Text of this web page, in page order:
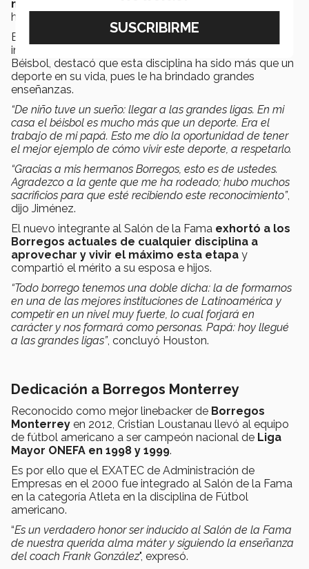
nacionales para el campus Monterrey
honrado en la ceremonia.
El egresado de Ingeniero Industrial y de Sistemas y que
ingresa a la categoría de Atleta en la disciplina de
Béisbol, destacó que esta disciplina ha sido más que un
deporte en su vida, pues le ha brindado grandes
enseñanzas.
“De niño tuve un sueño: llegar a las grandes ligas. En mi
casa el béisbol es mucho más que un deporte. Era el
trabajo de mi papá. Esto me dio la oportunidad de tener
el mejor ejemplo de cómo vivir este deporte, a respetarlo.
“Gracias a mis hermanos Borregos, esto es de ustedes.
Agradezco a la gente que me ha rodeado; hubo muchos
sacrificios para que esté recibiendo este reconocimiento”,
dijo Jiménez.
El nuevo integrante al Salón de la Fama exhortó a los
Borregos actuales de cualquier disciplina a
aprovechar y vivir el máximo esta etapa y
compartió el mérito a su esposa e hijos.
“Todo borrego tenemos una doble dicha: la de formarnos
en una de las mejores instituciones de Latinoamérica y
competir en un nivel muy fuerte, lo cual forjará en
carácter y nos formará como personas. Papá: hoy llegué
a las grandes ligas”, concluyó Houston.
Dedicación a Borregos Monterrey
Reconocido como mejor linebacker de Borregos
Monterrey en 2012, Cristian Loustanau llevó al equipo
de fútbol americano a ser campeón nacional de Liga
Mayor ONEFA en 1998 y 1999.
Es por ello que el EXATEC de Administración de
Empresas en el 2000 fue integrado al Salón de la Fama
en la categoría Atleta en la disciplina de Fútbol
americano.
“Es un verdadero honor ser inducido al Salón de la Fama
de nuestra querida alma máter y siguiendo la enseñanza
del coach Frank González", expresó.